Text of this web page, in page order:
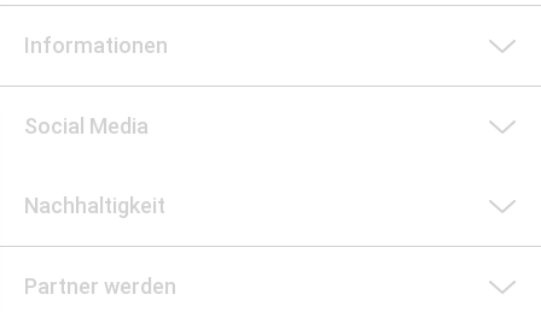
Informationen
Social Media
Nachhaltigkeit
Partner werden